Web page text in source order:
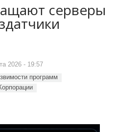
серверы
2026 - 19:57
программ